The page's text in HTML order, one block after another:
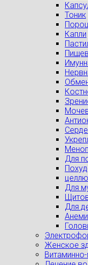
Тоник
Капли
Для
Для
Для
Женское